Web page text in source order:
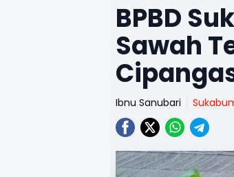
BPBD
Sawah
Ibnu Sanubari